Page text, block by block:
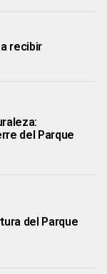
recibir
del Parque
del Parque